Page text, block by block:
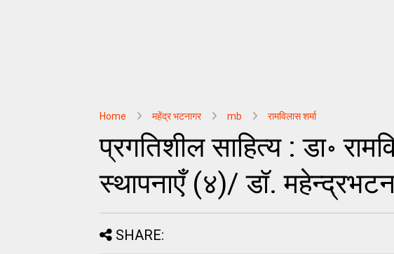
Home महेंद्र भटनागर mb रामविलास शर्मा
प्रगतिशील साहित्य : डा॰
स्थापनाएँ (४)/ डॉ.
SHARE: